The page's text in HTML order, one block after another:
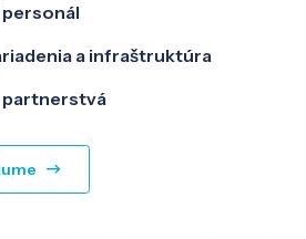
a infraštruktúra
partnerstvá